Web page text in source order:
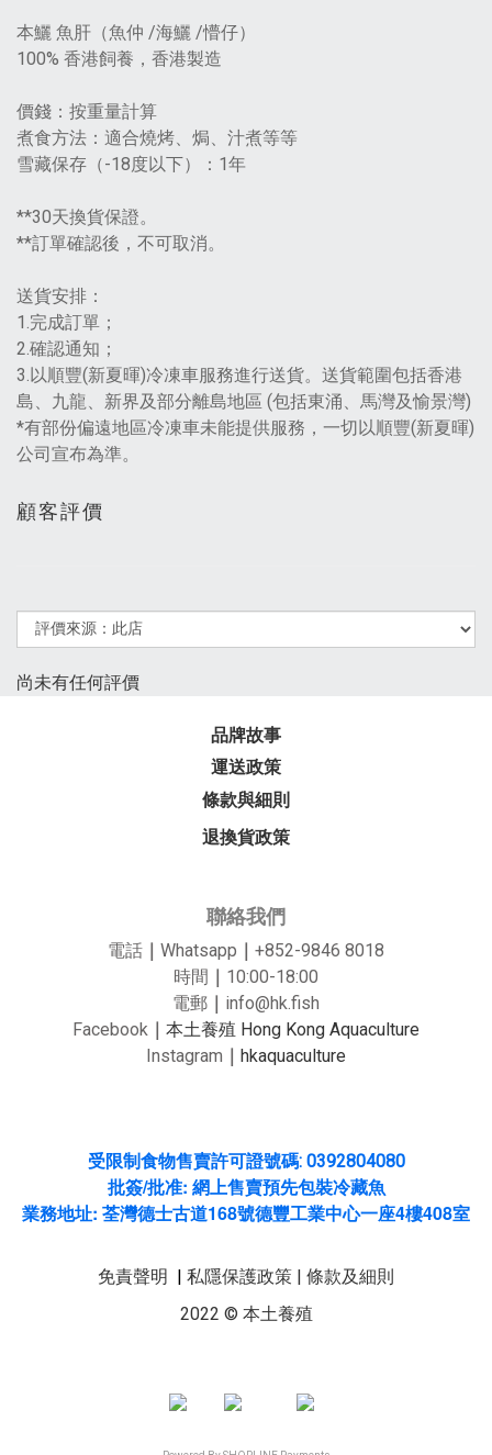
本鱺 魚肝（魚仲 /海鱺 /懵仔）
100% 香港飼養，香港製造
價錢：按重量計算
煮食方法：適合燒烤、焗、汁煮等等
雪藏保存（-18度以下）：1年
**30天換貨保證。
**訂單確認後，不可取消。
送貨安排：
1.完成訂單；
2.確認通知；
3.以順豐(新夏暉)冷凍車服務進行送貨。送貨範圍包括香港
島、九龍、新界及部分離島地區 (包括東涌、馬灣及愉景灣)
*有部份偏遠地區冷凍車未能提供服務，一切以順豐(新夏暉)
公司宣布為準。
顧客評價
尚未有任何評價
品牌故事
運送政策
條款與細則
退換貨政策
聯絡我們
電話 ｜ Whatsapp ｜ +852-9846 8018
時間 ｜ 10:00-18:00
電郵 ｜ info@hk.fish
Facebook ｜ 本土養殖 Hong Kong Aquaculture
Instagram ｜ hkaquaculture
受限制食物售賣許可證號碼: 0392804080
批簽/批准: 網上售賣預先包裝冷藏魚
業務地址: 荃灣德士古道168號德豐工業中心一座4樓408室
免責聲明 | 私隱保護政策 | 條款及細則
2022 © 本土養殖